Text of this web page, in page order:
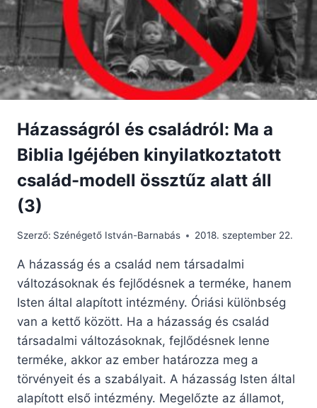
Házasságról és családról: Ma a
Biblia Igéjében kinyilatkoztatott
család-modell össztűz alatt áll
(3)
Szerző: Szénégető István-Barnabás 2018. szeptember 22.
A házasság és a család nem társadalmi
változásoknak és fejlődésnek a terméke, hanem
Isten által alapított intézmény. Óriási különbség
van a kettő között. Ha a házasság és család
társadalmi változásoknak, fejlődésnek lenne
terméke, akkor az ember határozza meg a
törvényeit és a szabályait. A házasság Isten által
alapított első intézmény. Megelőzte az államot,